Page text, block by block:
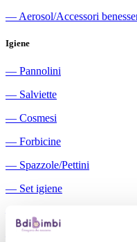
― Aerosol/Accessori
Igiene
― Pannolini
― Salviette
― Cosmesi
― Forbicine
― Spazzole/Pettini
― Set igiene
Aspiratori nasali manuali